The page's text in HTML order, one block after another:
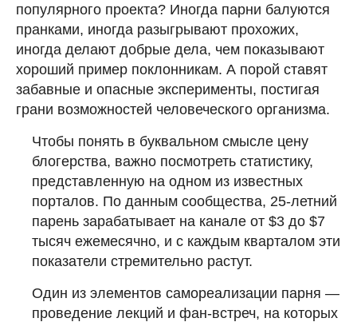
популярного проекта? Иногда парни балуются
пранками, иногда разыгрывают прохожих,
иногда делают добрые дела, чем показывают
хороший пример поклонникам. А порой ставят
забавные и опасные эксперименты, постигая
грани возможностей человеческого организма.
Чтобы понять в буквальном смысле цену
блогерства, важно посмотреть статистику,
представленную на одном из известных
порталов. По данным сообщества, 25-летний
парень зарабатывает на канале от $3 до $7
тысяч ежемесячно, и с каждым кварталом эти
показатели стремительно растут.
Один из элементов самореализации парня —
проведение лекций и фан-встреч, на которых